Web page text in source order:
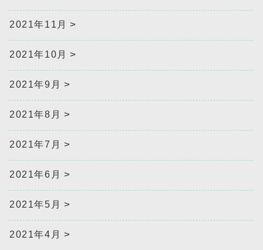
2021年11月
2021年10月
2021年9月
2021年8月
2021年7月
2021年6月
2021年5月
2021年4月